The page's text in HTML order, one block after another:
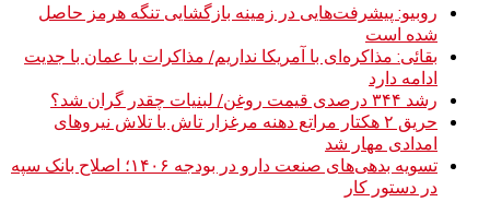
روبیو: پیشرفت‌هایی در زمینه بازگشایی تنگه هرمز حاصل
شده است
بقائی: مذاکره‌ای با آمریکا نداریم/ مذاکرات با عمان با جدیت
ادامه دارد
رشد ۳۴۴ درصدی قیمت روغن/ لبنیات چقدر گران شد؟
حریق ۲ هکتار مراتع دهنه مرغزار تاش با تلاش نیروهای
امدادی مهار شد
تسویه بدهی‌های صنعت دارو در بودجه ۱۴۰۶؛ اصلاح بانک سپه
در دستور کار